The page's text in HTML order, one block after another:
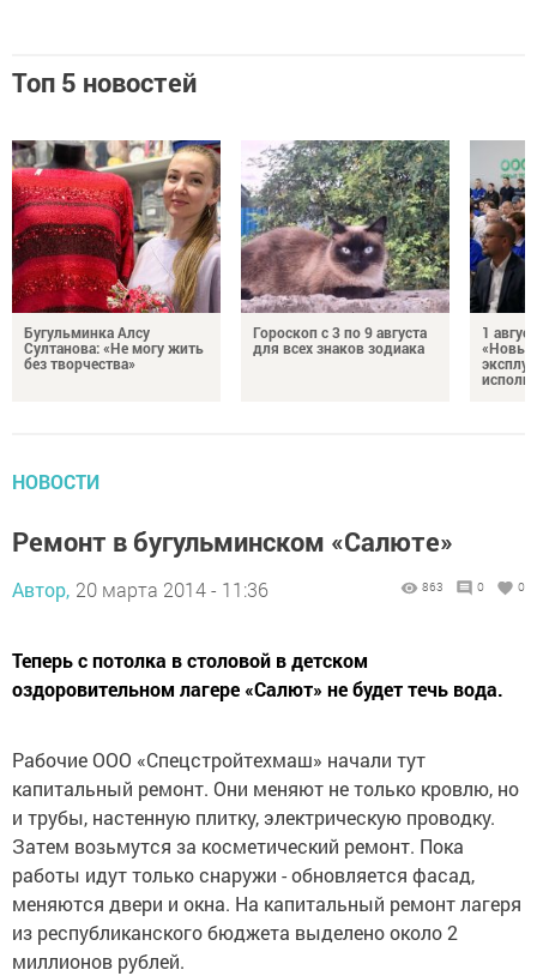
Топ 5 новостей
Бугульминка Алсу
Султанова: «Не могу жить
без творчества»
Гороскоп с 3 по 9 августа
для всех знаков зодиака
1
«Новые
НОВОСТИ
Ремонт в бугульминском «Салюте»
Автор, 20 марта 2014 - 11:36 863 0 0
Теперь с потолка в столовой в детском
оздоровительном лагере «Салют» не будет течь вода.
Рабочие ООО «Спецстройтехмаш» начали тут
капитальный ремонт. Они меняют не только кровлю, но
и трубы, настенную плитку, электрическую проводку.
Затем возьмутся за косметический ремонт. Пока
работы идут только снаружи - обновляется фасад,
меняются двери и окна. На капитальный ремонт лагеря
из республиканского бюджета выделено около 2
миллионов рублей.